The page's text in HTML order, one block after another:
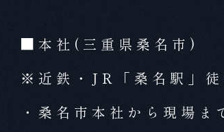
■本社(三重県桑名市)
※近鉄・JR「桑名駅」徒
・桑名市本社から現場ま